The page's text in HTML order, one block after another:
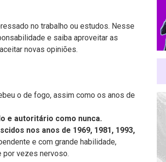
no trabalho ou estudos. Nesse
e saiba aproveitar as
novas opiniões.
o de fogo, assim como os anos de
e autoritário como nunca.
nos anos de 1969, 1981, 1993,
e com grande habilidade,
por vezes nervoso.